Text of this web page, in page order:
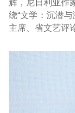
辉，尼日利亚作
绕“文学：沉潜
主席、省文艺评